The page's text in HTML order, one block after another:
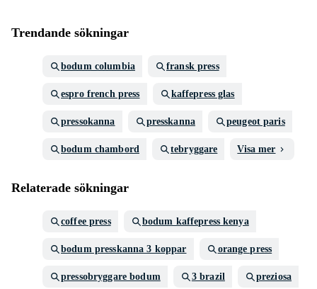
Trendande sökningar
bodum columbia fransk press
espro french press kaffepress glas
pressokanna presskanna peugeot paris
bodum chambord tebryggare Visa mer
Relaterade sökningar
coffee press bodum kaffepress kenya
bodum presskanna 3 koppar orange press
pressobryggare bodum 3 brazil preziosa